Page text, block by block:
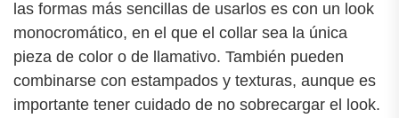
las formas más sencillas de usarlos es con un look
monocromático, en el que el collar sea la única
pieza de color o de llamativo. También pueden
combinarse con estampados y texturas, aunque es
importante tener cuidado de no sobrecargar el look.